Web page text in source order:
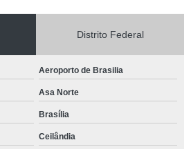
Distrito Federal
Aeroporto de Brasilia
Asa Norte
Brasília
Ceilândia